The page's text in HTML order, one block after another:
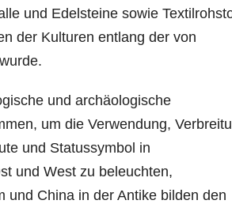
und Edelsteine sowie
der Kulturen entlang der von
und archäologische
um die Verwendung,
und Statussymbol in
und West zu beleuchten,
und China in der Antike bilden den